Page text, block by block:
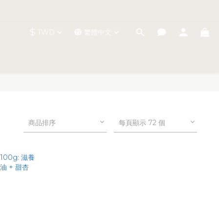
$ TWD 繁體中文
商品排序 每頁顯示 72 個